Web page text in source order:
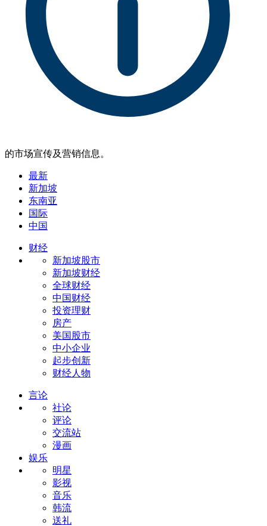
的市场宣传及营销信息。
最新
新加坡
东南亚
国际
中国
财经
新加坡股市
新加坡财经
全球财经
中国财经
投资理财
房产
美国股市
中小企业
起步创新
财经人物
言论
社论
评论
交流站
漫画
娱乐
明星
影视
音乐
韩流
送礼